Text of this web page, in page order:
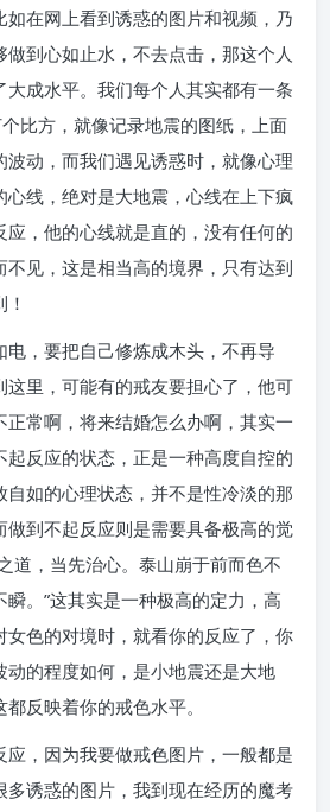
在网上看到诱惑的图片和视频，乃
到心如止水，不去点击，那这个人
大成水平。我们每个人其实都有一条
比方，就像记录地震的图纸，上面
动，而我们遇见诱惑时，就像心理
心线，绝对是大地震，心线在上下疯
，他的心线就是直的，没有任何的
见，这是相当高的境界，只有达到
，要把自己修炼成木头，不再导
这里，可能有的戒友要担心了，他可
常啊，将来结婚怎么办啊，其实一
起反应的状态，正是一种高度自控的
如的心理状态，并不是性冷淡的那
做到不起反应则是需要具备极高的觉
道，当先治心。泰山崩于前而色不
。”这其实是一种极高的定力，高
女色的对境时，就看你的反应了，你
动的程度如何，是小地震还是大地
反映着你的戒色水平。
，因为我要做戒色图片，一般都是
多诱惑的图片，我到现在经历的魔考